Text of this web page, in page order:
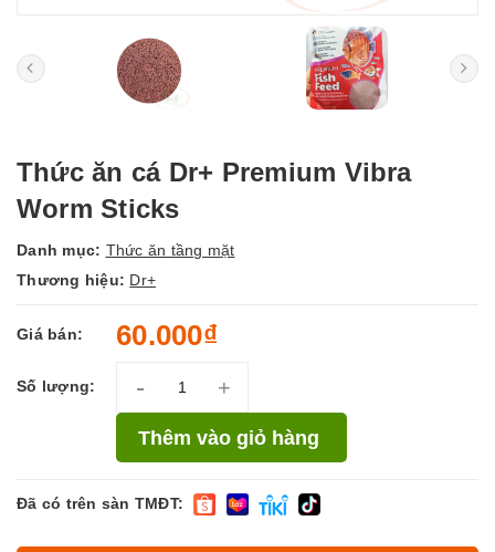
Thức ăn cá Dr+ Premium Vibra
Worm Sticks
Danh mục: Thức ăn tầng mặt
Thương hiệu: Dr+
Giá bán: 60.000₫
Số lượng: - +
Thêm vào giỏ hàng
Đã có trên sàn TMĐT: